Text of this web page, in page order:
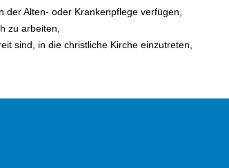
Alten- oder Krankenpflege verfügen,
zu arbeiten,
sind, in die christliche Kirche einzutreten,